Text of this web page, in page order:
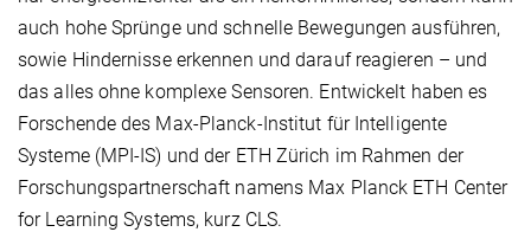
auch hohe Sprünge und schnelle Bewegungen ausführen,
sowie Hindernisse erkennen und darauf reagieren – und
das alles ohne komplexe Sensoren. Entwickelt haben es
Forschende des Max-Planck-Institut für Intelligente
Systeme (MPI-IS) und der ETH Zürich im Rahmen der
Forschungspartnerschaft namens Max Planck ETH Center
for Learning Systems, kurz CLS.